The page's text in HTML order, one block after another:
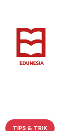
TIPS & TRIK